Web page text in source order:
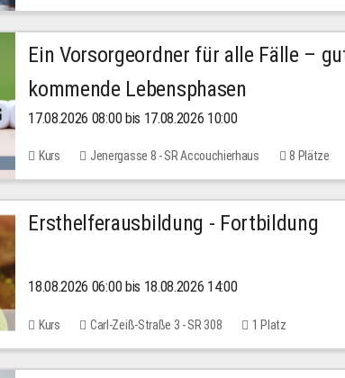
Ein Vorsorgeordner für alle Fälle –
kommende Lebensphasen
17.08.2026 08:00 bis 17.08.2026 10:00
Kurs Jenergasse 8 - SR Accouchierhaus 8 Plätze
Ersthelferausbildung - Fortbildung
18.08.2026 06:00 bis 18.08.2026 14:00
Kurs Carl-Zeiß-Straße 3 - SR 308 1 Platz